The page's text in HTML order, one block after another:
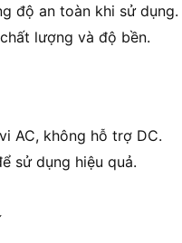
độ an toàn khi sử dụng.
lượng và độ bền.
AC, không hỗ trợ DC.
sử dụng hiệu quả.